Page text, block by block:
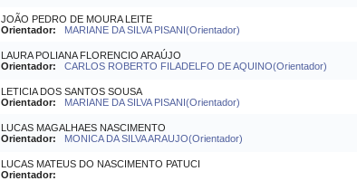
JOÃO PEDRO DE MOURA LEITE
Orientador:
MARIANE DA SILVA PISANI(Orientador)
LAURA POLIANA FLORENCIO ARAÚJO
Orientador:
CARLOS ROBERTO FILADELFO DE AQUINO(Orientador)
LETICIA DOS SANTOS SOUSA
Orientador:
MARIANE DA SILVA PISANI(Orientador)
LUCAS MAGALHAES NASCIMENTO
Orientador:
MONICA DA SILVA ARAUJO(Orientador)
LUCAS MATEUS DO NASCIMENTO PATUCI
Orientador: